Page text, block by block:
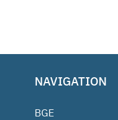
NAVIGATION
BGE